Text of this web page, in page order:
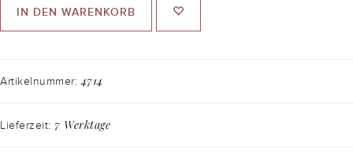
IN DEN WARENKORB
Artikelnummer:4714
Lieferzeit: 7 Werktage